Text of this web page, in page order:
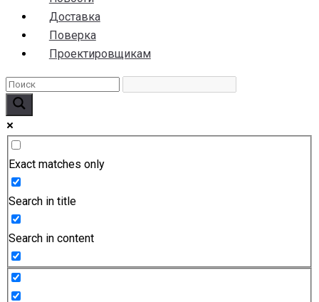
Доставка
Поверка
Проектировщикам
Exact matches only
Search in title
Search in content